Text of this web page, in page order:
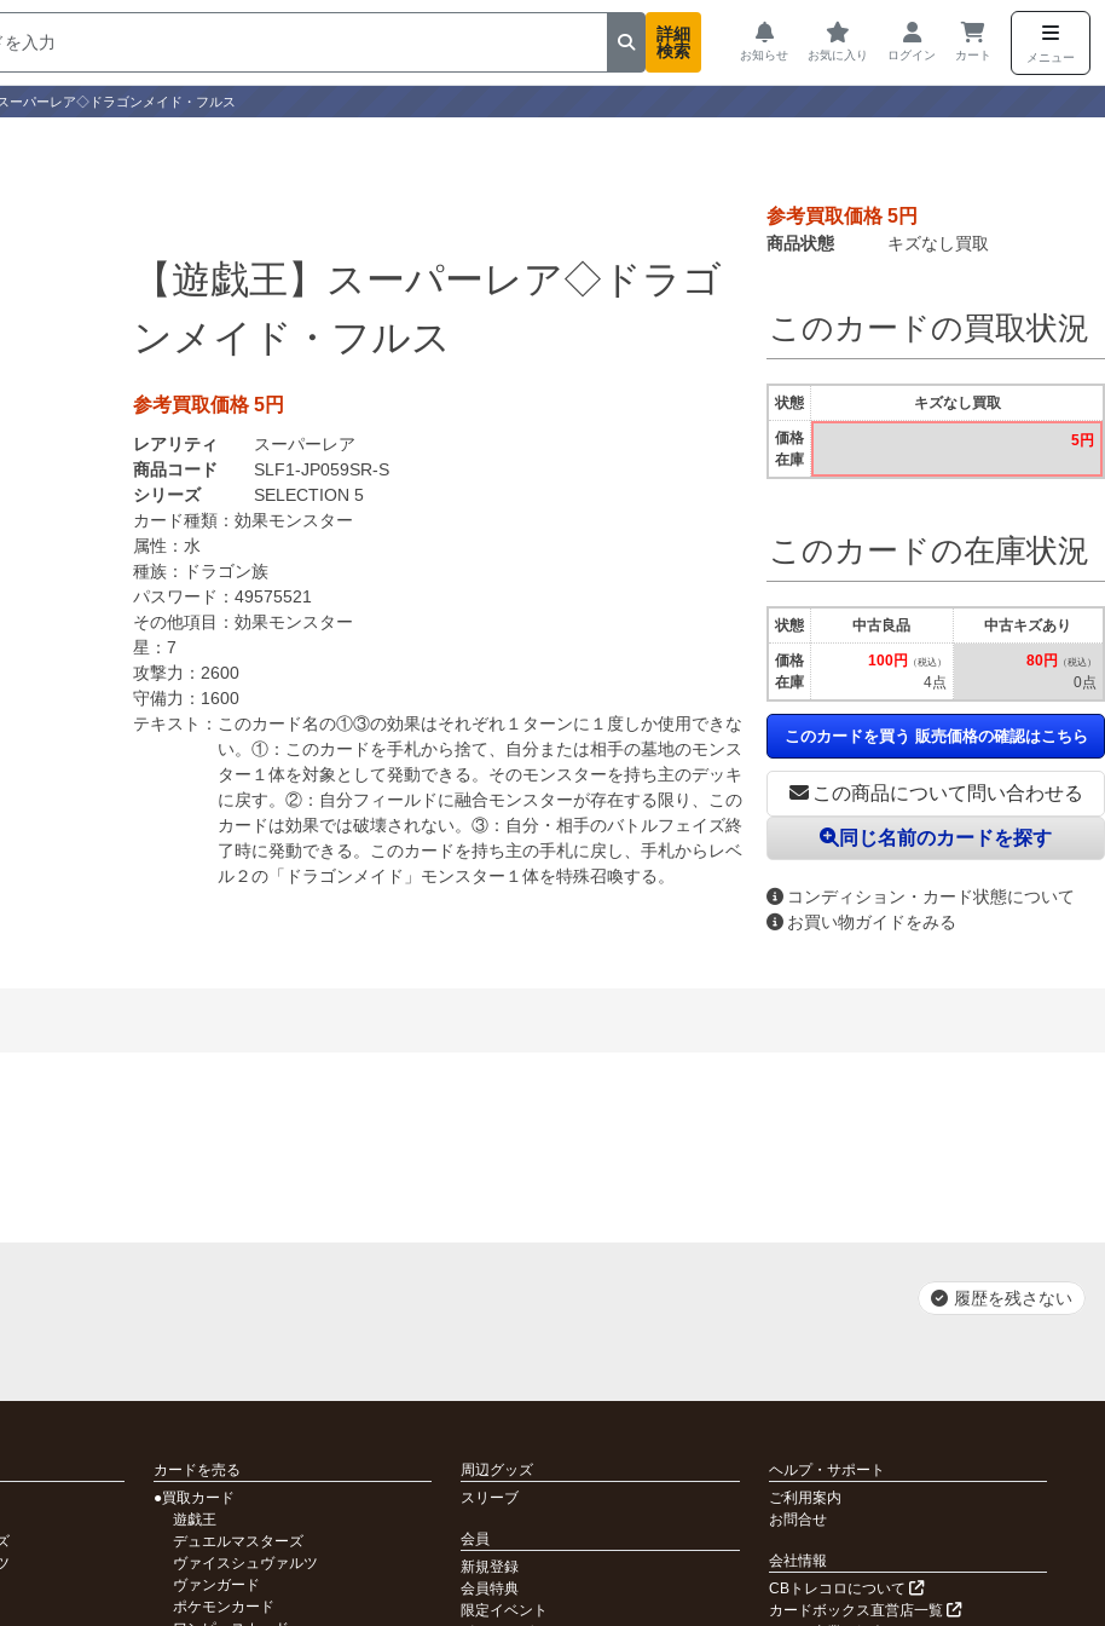
詳細
検索
お知らせ お気に入り ログイン カート メニュー
ーパーレア◇ドラゴンメイド・フルス
【遊戯王】スーパーレア◇ドラゴ
ンメイド・フルス
参考買取価格 5円
レアリティ
スーパーレア
商品コード
SLF1-JP059SR-S
シリーズ
SELECTION 5
カード種類： 効果モンスター
属性： 水
種族：
ドラゴン族
パスワード： 49575521
その他項目： 効果モンスター
星： 7
攻撃力： 2600
守備力： 1600
テキスト： このカード名の①③の効果はそれぞれ１ターンに１度しか使用できな
い。①：このカードを手札から捨て、自分または相手の墓地のモンス
ター１体を対象として発動できる。そのモンスターを持ち主のデッキ
に戻す。②：自分フィールドに融合モンスターが存在する限り、この
カードは効果では破壊されない。③：自分・相手のバトルフェイズ終
了時に発動できる。このカードを持ち主の手札に戻し、手札からレベ
ル２の「ドラゴンメイド」モンスター１体を特殊召喚する。
参考買取価格 5円
商品状態 キズなし買取
この商品について問い合わせる
同じ名前のカードを探す
コンディション・カード状態について
お買い物ガイドをみる
このカードの買取状況
状態
価格
在庫
キズなし買取
5円
このカードの在庫状況
状態
価格
在庫
中古良品
100円 （税込）
4点
中古キズあり
80円 （税込）
0点
このカードを買う 販売価格の確認はこちら
履歴を残さない
カードを売る
●買取カード
遊戯王
デュエルマスターズ
ヴァイスシュヴァルツ
ヴァンガード
ポケモンカード
周辺グッズ
スリーブ
会員
新規登録
会員特典
限定イベント
ヘルプ・サポート
ご利用案内
お問合せ
会社情報
CBトレコロについて
カードボックス直営店一覧